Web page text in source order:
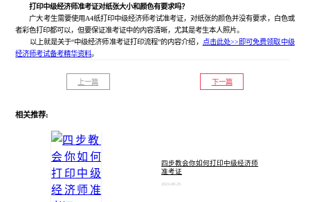
打印中级经济师准考证对纸张大小和颜色有要求吗？
广大考生需要使用A4纸打印中级经济师考试准考证，对纸张的颜色并没有要求，白色或
者彩色打印都可以，但要保证准考证中的内容清晰，尤其是考生本人照片。
以上就是关于“中级经济师准考证打印流程”的内容介绍，
点击此处>>即可免费领取中级
经济师考试备考精华资料。
上一篇 下一篇
相关推荐:
四步教会你如何打印中级经济师
准考证
2023-08-29